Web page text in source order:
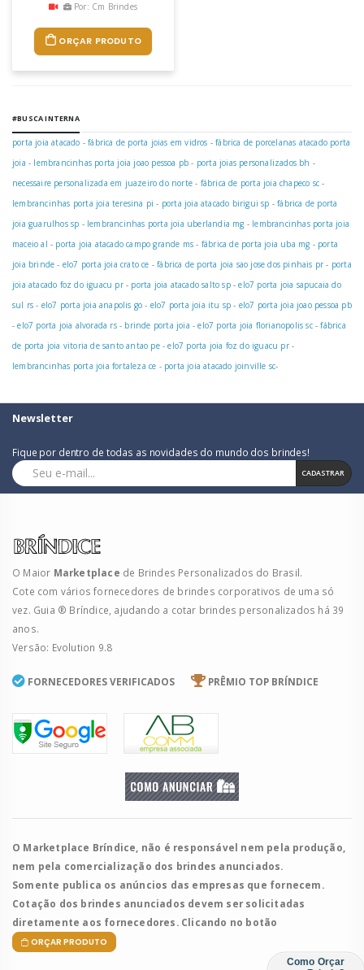
Por: Cm Brindes
ORÇAR PRODUTO
#BUSCA INTERNA
porta joia atacado -fábrica de porta joias em vidros -fábrica de porcelanas atacado porta
joia - lembrancinhas porta joia joao pessoa pb - porta joias personalizados bh -
necessaire personalizada em juazeiro do norte - fábrica de porta joia chapeco sc -
lembrancinhas porta joia teresina pi - porta joia atacado birigui sp -fábrica de porta
joia guarulhos sp - lembrancinhas porta joia uberlandia mg - lembrancinhas porta joia
maceio al - porta joia atacado campo grande ms - fábrica de porta joia uba mg - porta
joia brinde - elo7 porta joia crato ce -fábrica de porta joia sao jose dos pinhais pr - porta
joia atacado foz do iguacu pr- porta joia atacado salto sp-elo7 porta joia sapucaia do
sul rs - elo7 porta joia anapolis go - elo7 porta joia itu sp - elo7 porta joia joao pessoa pb
-elo7 porta joia alvorada rs- brinde porta joia -elo7 porta joia florianopolis sc-fábrica
de porta joia vitoria de santo antao pe-elo7 porta joia foz do iguacu pr-
lembrancinhas porta joia fortaleza ce - porta joia atacado joinville sc-
Newsletter
Fique por dentro de todas as novidades do mundo dos brindes!
CADASTRAR
O Maior Marketplace de Brindes Personalizados do Brasil.
Cote com vários fornecedores de brindes corporativos de uma só
vez. Guia ® Bríndice, ajudando a cotar brindes personalizados há 39
anos.
Versão: Evolution 9.8
FORNECEDORES VERIFICADOS PRÊMIO TOP BRÍNDICE
O Marketplace Bríndice, não é responsável nem pela produção,
nem pela comercialização dos brindes anunciados.
Somente publica os anúncios das empresas que fornecem.
Cotação dos brindes anunciados devem ser solicitadas
diretamente aos fornecedores. Clicando no botão
ORÇAR PRODUTO
Como Orçar